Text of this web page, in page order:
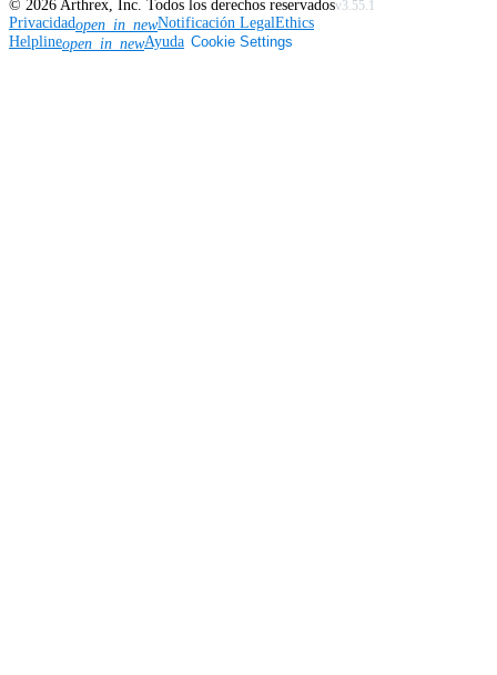
© 2026 Arthrex, Inc. Todos los derechos reservadosv3.55.1
Privacidadopen_in_newNotificación LegalEthics
Helplineopen_in_newAyuda Cookie Settings